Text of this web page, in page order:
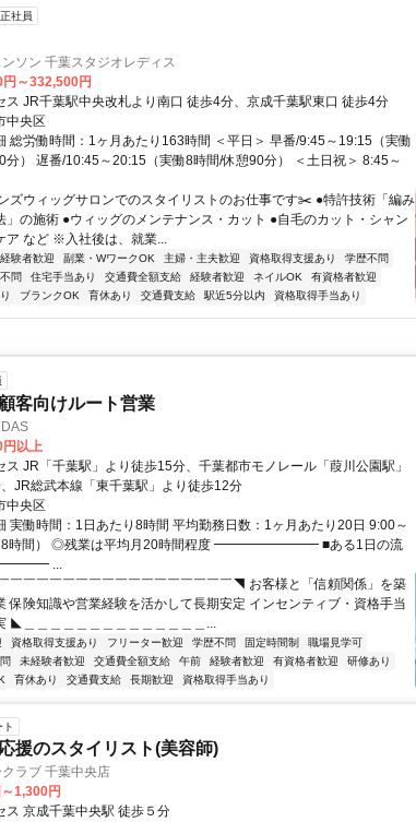
正社員
ソン 千葉スタジオレディス
～332,500円
ス JR千葉駅中央改札より南口 徒歩4分、京成千葉駅東口 徒歩4分
中央区
総労働時間：1ヶ月あたり163時間 ＜平日＞ 早番/9:45～19:15（実働
分） 遅番/10:45～20:15（実働8時間/休憩90分） ＜土日祝＞ 8:45～
ズウィッグサロンでのスタイリストのお仕事です✂️ ●特許技術「編み
」の施術 ●ウィッグのメンテナンス・カット ●自毛のカット・シャン
ア など ※入社後は、就業...
験者歓迎 副業・WワークOK 主婦・主夫歓迎 資格取得支援あり
学歴不問
問 住宅手当あり 交通費全額支給 経験者歓迎 ネイルOK
有資格者歓迎
ブランクOK 育休あり 交通費支給 駅近5分以内 資格取得手当あり
客向けルート営業
円以上
ス JR「千葉駅」より徒歩15分、千葉都市モノレール「葭川公園駅」
JR総武本線「東千葉駅」より徒歩12分
中央区
実働時間：1日あたり8時間 平均勤務日数：1ヶ月あたり20日 9:00～
8時間） ◎残業は平均月20時間程度 ━━━━━━━━ ■ある1日の流
...
￣￣￣￣￣￣￣￣￣￣￣￣￣￣￣￣￣◥ お客様と「信頼関係」を築
保険知識や営業経験を活かして長期安定 インセンティブ・資格手当
◣＿＿＿＿＿＿＿＿＿＿＿＿＿＿...
資格取得支援あり フリーター歓迎 学歴不問 固定時間制
職場見学可
未経験者歓迎 交通費全額支給 午前 経験者歓迎 有資格者歓迎
研修あり
育休あり 交通費支給 長期歓迎 資格取得手当あり
援のスタイリスト(美容師)
ラブ 千葉中央店
1,300円
ス 京成千葉中央駅 徒歩５分